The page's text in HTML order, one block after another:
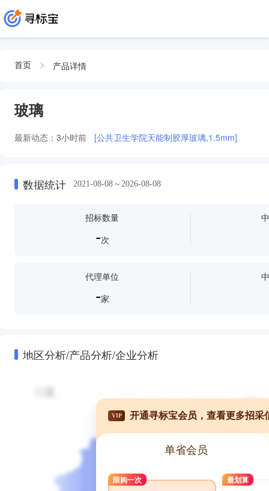
首页 产品详情
玻璃
最新动态： 3小时前 [公共卫生学院天能制胶厚玻璃,1.5mm]
数据统计 2021-08-08～2026-08-08
招标数量
-次
代理单位
-家
地区分析/产品分析/企业分析
VIP 开通寻标宝会员，查看更多招采
单省会员
限购一次 最划算